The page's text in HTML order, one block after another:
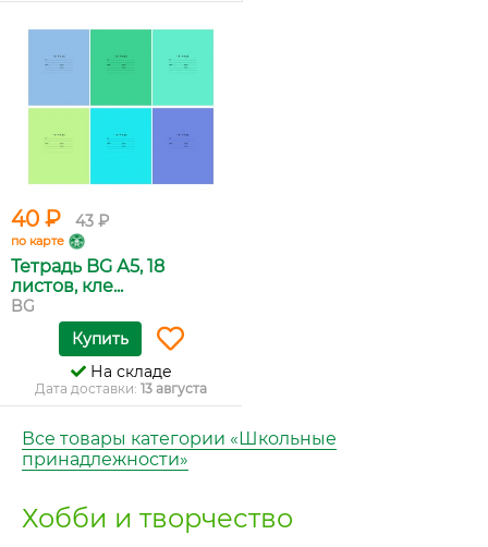
40 ₽ 43 ₽
по карте
Тетрадь BG А5, 18
листов, кле...
BG
Купить
На складе
Дата доставки: 13 августа
Все товары категории «Школьные
принадлежности»
Хобби и творчество